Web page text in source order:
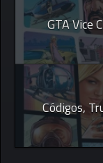
GTA Vice
Códigos,